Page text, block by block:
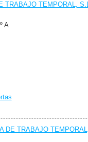
TRABAJO TEMPORAL,
A
DE TRABAJO